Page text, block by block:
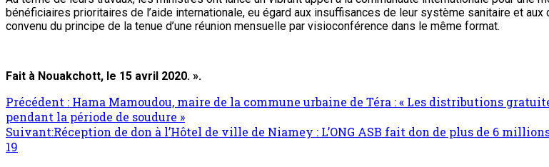
bénéficiaires prioritaires de l’aide internationale, eu égard aux insuffisances de leur système sanitaire et
convenu du principe de la tenue d’une réunion mensuelle par visioconférence dans le même format.
Fait à Nouakchott, le 15 avril 2020. ».
Précédent : Hama Mamoudou, maire de la commune urbaine de Téra : « Les distributions
pendant la période de soudure »
Suivant:Réception de don à l’Hôtel de ville de Niamey : L’ONG ASB fait don de plus de 6
19